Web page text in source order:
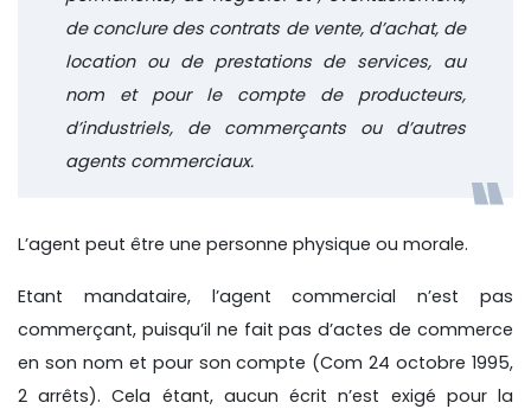
de conclure des contrats de vente, d’achat, de
location ou de prestations de services, au
nom et pour le compte de producteurs,
d’industriels, de commerçants ou d’autres
agents commerciaux.
L’agent peut être une personne physique ou morale.
Etant mandataire, l’agent commercial n’est pas
commerçant, puisqu’il ne fait pas d’actes de commerce
en son nom et pour son compte (Com 24 octobre 1995,
2 arrêts). Cela étant, aucun écrit n’est exigé pour la